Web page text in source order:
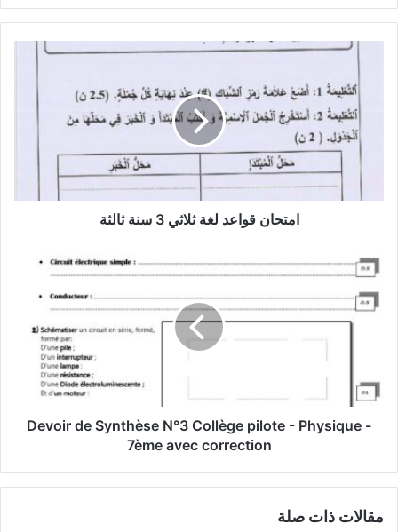
امتحان
قواعد
امتحان قواعد لغة ثلاثي 3 سنة ثالثة
Devoir
de
Synthèse
N°3
Physique
7ème
Devoir de Synthèse N°3 Collège pilote - Physique -
7ème avec correction
مقالات ذات صلة